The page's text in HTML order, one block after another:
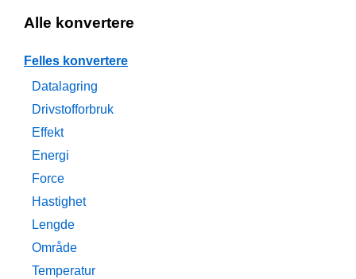
Alle konvertere
Felles konvertere
Datalagring
Drivstofforbruk
Effekt
Energi
Force
Hastighet
Lengde
Område
Temperatur